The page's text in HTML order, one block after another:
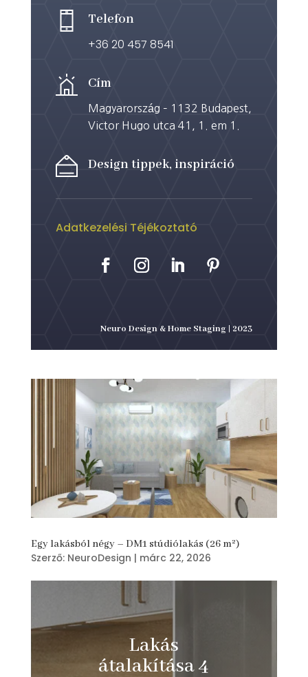
Telefon
+36 20 457 8541
Cím
Magyarország – 1132 Budapest,
Victor Hugo utca 41, 1. em 1.
Design tippek, inspiráció
Adatkezelési Téjékoztató
Neuro Design & Home Staging | 2023
Egy lakásból négy – DM1 stúdiólakás (26 m²)
Szerző: NeuroDesign | márc 22, 2026
Lakás
átalakítása 4